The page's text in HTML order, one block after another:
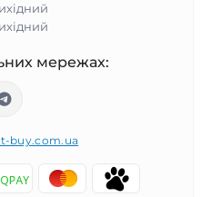
мережах:
buy.com.ua